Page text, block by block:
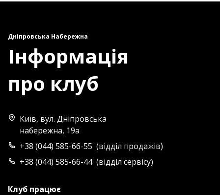
Дніпровська Набережна
Інформація
про клуб
Київ, вул. Дніпровська
набережна, 19а
+38 (044) 585-66-55 (відділ продажів)
+38 (044) 585-66-44 (відділ сервісу)
Клуб працює